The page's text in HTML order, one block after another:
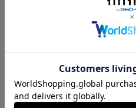
minneとものづくりと
minneの本